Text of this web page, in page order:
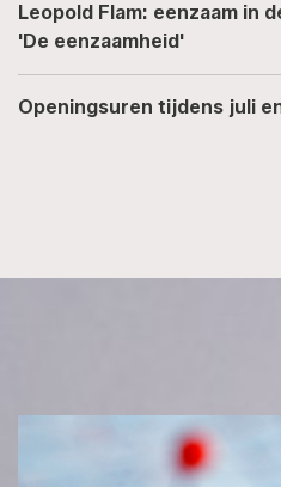
Leopold Flam: eenzaam in
'De eenzaamheid'
Openingsuren tijdens juli